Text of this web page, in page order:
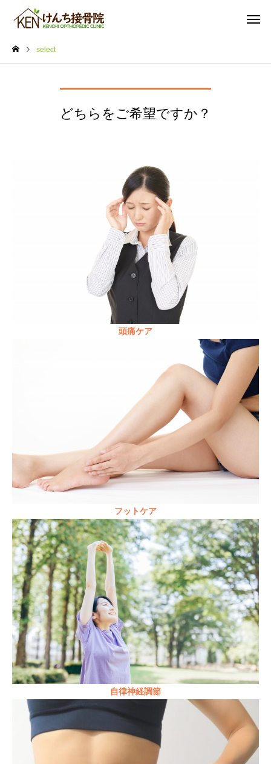
select
どちらをご希望ですか？
頭痛ケア
フットケア
自律神経調節